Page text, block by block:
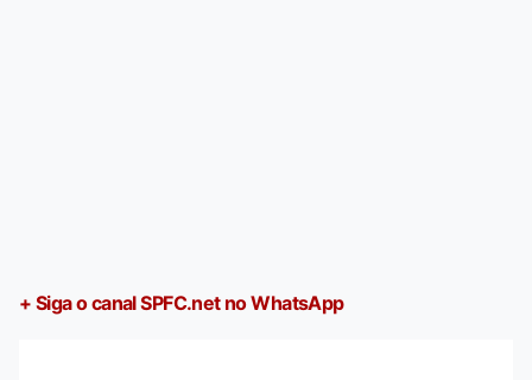
+ Siga o canal SPFC.net no WhatsApp